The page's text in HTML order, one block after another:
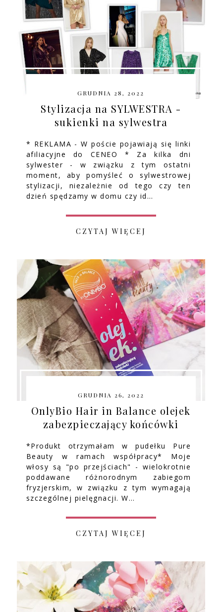
GRUDNIA 28, 2022
Stylizacja na SYLWESTRA -
sukienki na sylwestra
* REKLAMA - W poście pojawiają się linki
afiliacyjne do CENEO * Za kilka dni
sylwester - w związku z tym ostatni
moment, aby pomyśleć o sylwestrowej
stylizacji, niezależnie od tego czy ten
dzień spędzamy w domu czy id…
CZYTAJ WIĘCEJ
GRUDNIA 26, 2022
OnlyBio Hair in Balance olejek
zabezpieczający końcówki
*Produkt otrzymałam w pudełku Pure
Beauty w ramach współpracy* Moje
włosy są "po przejściach" - wielokrotnie
poddawane różnorodnym zabiegom
fryzjerskim, w związku z tym wymagają
szczególnej pielęgnacji. W…
CZYTAJ WIĘCEJ